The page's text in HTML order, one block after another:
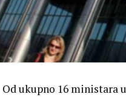
Od ukupno 16 ministara